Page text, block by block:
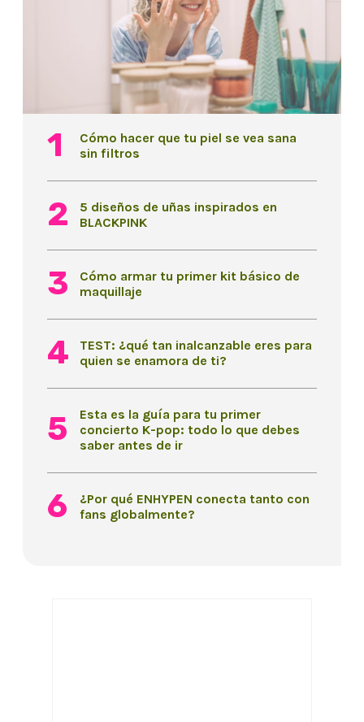
Cómo hacer que tu piel se vea sana
sin filtros
5 diseños de uñas inspirados en
BLACKPINK
Cómo armar tu primer kit básico de
maquillaje
TEST: ¿qué tan inalcanzable eres para
quien se enamora de ti?
Esta es la guía para tu primer
concierto K-pop: todo lo que debes
saber antes de ir
¿Por qué ENHYPEN conecta tanto con
fans globalmente?